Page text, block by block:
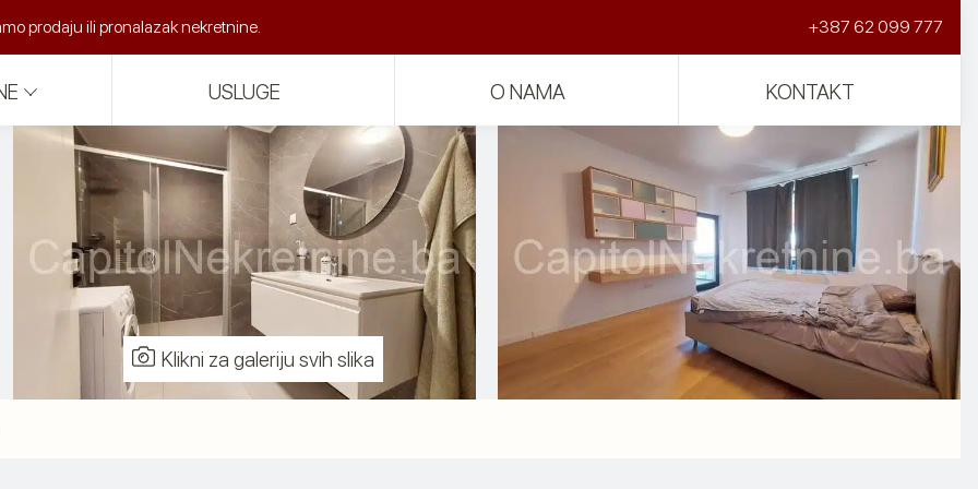
prodaju ili pronalazak nekretnine. +387 62 099 777
USLUGE O NAMA KONTAKT
Klikni za galeriju svih slika